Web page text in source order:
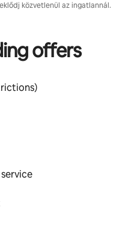
közvetlenül az ingatlannál.
offers